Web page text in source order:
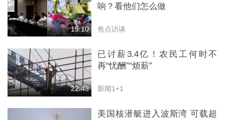
15:10
响？看他们怎么做
焦点访谈
22:43
已讨薪3.4亿！农民工何时不
再“忧酬”“烦薪”
新闻1+1
美国核潜艇进入波斯湾 可载超